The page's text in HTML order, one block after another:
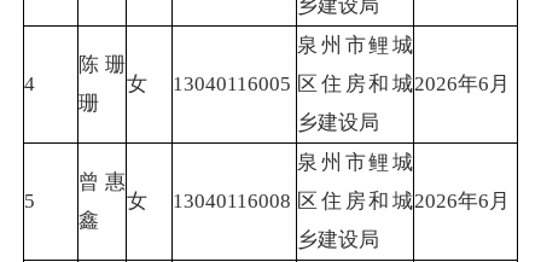
乡建设局
4
陈珊
珊
女 13040116005
泉州市鲤城
区住房和城
乡建设局
2026年6月
5
曾惠
鑫
女 13040116008
泉州市鲤城
区住房和城
乡建设局
2026年6月